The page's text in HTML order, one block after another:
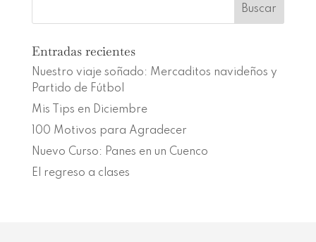
Entradas recientes
Nuestro viaje soñado: Mercaditos navideños y
Partido de Fútbol
Mis Tips en Diciembre
100 Motivos para Agradecer
Nuevo Curso: Panes en un Cuenco
El regreso a clases